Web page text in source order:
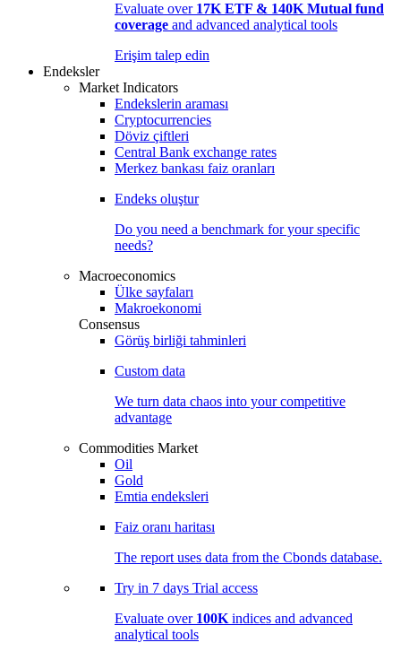
Evaluate over 17K ETF & 140K Mutual fund
coverage and advanced analytical tools
Erişim talep edin
Endeksler
Market Indicators
Endekslerin araması
Cryptocurrencies
Döviz çiftleri
Central Bank exchange rates
Merkez bankası faiz oranları
Endeks oluştur
Do you need a benchmark for your specific
needs?
Macroeconomics
Ülke sayfaları
Makroekonomi
Consensus
Görüş birliği tahminleri
Custom data
We turn data chaos into your competitive
advantage
Commodities Market
Oil
Gold
Emtia endeksleri
Faiz oranı haritası
The report uses data from the Cbonds database.
Try in 7 days Trial access
Evaluate over 100K indices and advanced
analytical tools